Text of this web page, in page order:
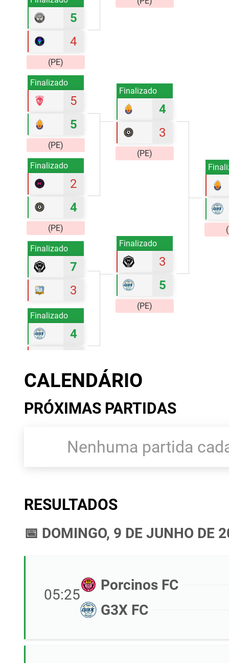
Finalizado
4
3
(PE)
Finalizado
3
5
(PE)
5
4
(PE)
Finalizado
5
5
(PE)
Finalizado
2
4
(PE)
Finalizado
7
3
Finalizado
4
CALENDÁRIO
PRÓXIMAS PARTIDAS
Nenhuma partida
RESULTADOS
📅 DOMINGO, 9 DE JUNHO DE
05:25
Porcinos FC
G3X FC